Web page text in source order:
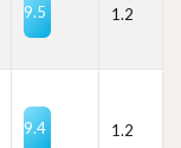
9.5 1.2
9.4 1.2